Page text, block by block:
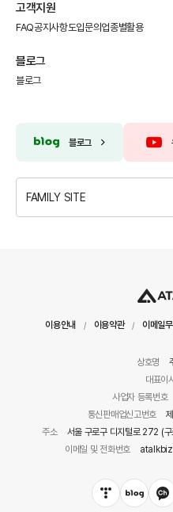
고객지원
FAQ공지사항도입문의 업종별활용
블로그
블로그
블로그
FAMILY SITE
이용안내 / 이용약관 / 이메일
상호명
대표이
사업자 등록번호
통신판매업신고번호
주소
서울 구로구 디지털로 272 (
이메일 및 전화번호